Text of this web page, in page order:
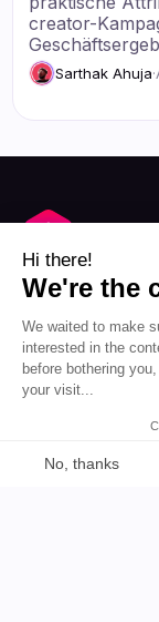
creator-
Sarthak Ahuja·
Influencer-
alle
Hi there!
We're the
We waited to make
interested in the
before bothering
your visit...
No, thanks